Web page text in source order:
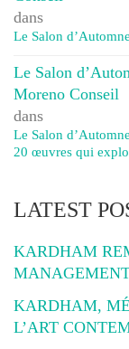
dans
Le Salon
Le Salon
Moreno Conseil
dans
Le Salon
20 œuvres qui
LATEST
KARDHAM
KARDHAM,
L’ART